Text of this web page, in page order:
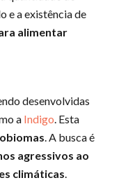
e a existência de
alimentar
desenvolvidas
a Indigo. Esta
. A busca é
agressivos ao
climáticas.